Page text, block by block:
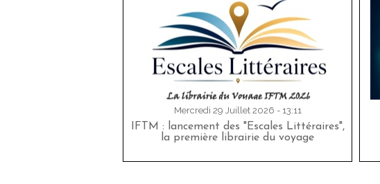
Mercredi 29 Juillet 2026 - 13:11
IFTM : lancement des "Escales Littéraires",
la première librairie du voyage